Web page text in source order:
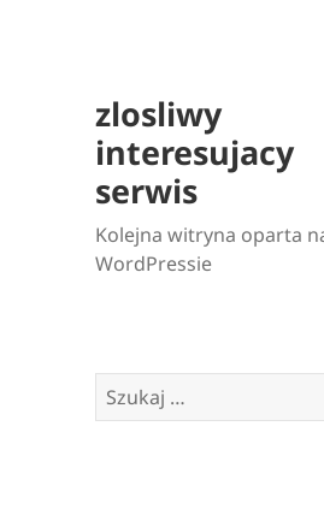
zlosliwy
interesujacy
serwis
Kolejna witryna oparta
WordPressie
Szukaj: